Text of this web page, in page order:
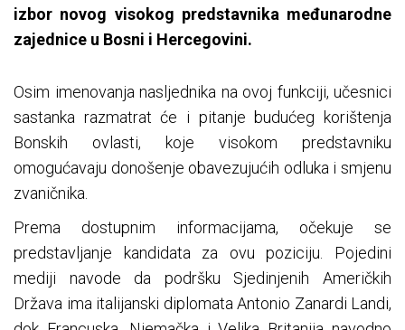
izbor novog visokog predstavnika međunarodne
zajednice u Bosni i Hercegovini.
Osim imenovanja nasljednika na ovoj funkciji, učesnici
sastanka razmatrat će i pitanje budućeg korištenja
Bonskih ovlasti, koje visokom predstavniku
omogućavaju donošenje obavezujućih odluka i smjenu
zvaničnika.
Prema dostupnim informacijama, očekuje se
predstavljanje kandidata za ovu poziciju. Pojedini
mediji navode da podršku Sjedinjenih Američkih
Država ima italijanski diplomata Antonio Zanardi Landi,